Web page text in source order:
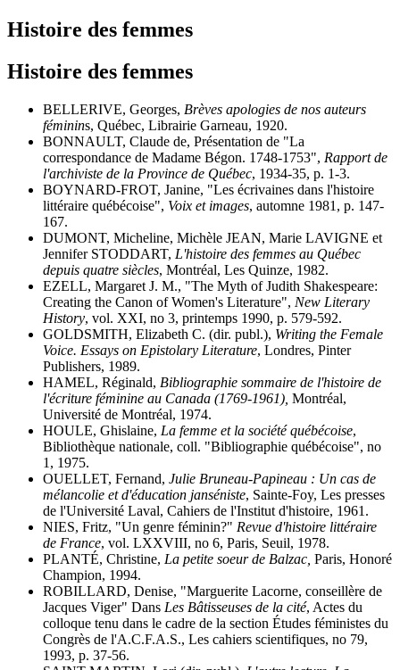
Histoire des femmes
Histoire des femmes
BELLERIVE, Georges, Brèves apologies de nos auteurs
féminins, Québec, Librairie Garneau, 1920.
BONNAULT, Claude de, Présentation de "La
correspondance de Madame Bégon. 1748-1753", Rapport de
l'archiviste de la Province de Québec, 1934-35, p. 1-3.
BOYNARD-FROT, Janine, "Les écrivaines dans l'histoire
littéraire québécoise", Voix et images, automne 1981, p. 147-
167.
DUMONT, Micheline, Michèle JEAN, Marie LAVIGNE et
Jennifer STODDART, L'histoire des femmes au Québec
depuis quatre siècles, Montréal, Les Quinze, 1982.
EZELL, Margaret J. M., "The Myth of Judith Shakespeare:
Creating the Canon of Women's Literature", New Literary
History, vol. XXI, no 3, printemps 1990, p. 579-592.
GOLDSMITH, Elizabeth C. (dir. publ.), Writing the Female
Voice. Essays on Epistolary Literature, Londres, Pinter
Publishers, 1989.
HAMEL, Réginald, Bibliographie sommaire de l'histoire de
l'écriture féminine au Canada (1769-1961), Montréal,
Université de Montréal, 1974.
HOULE, Ghislaine, La femme et la société québécoise,
Bibliothèque nationale, coll. "Bibliographie québécoise", no
1, 1975.
OUELLET, Fernand, Julie Bruneau-Papineau : Un cas de
mélancolie et d'éducation janséniste, Sainte-Foy, Les presses
de l'Université Laval, Cahiers de l'Institut d'histoire, 1961.
NIES, Fritz, "Un genre féminin?" Revue d'histoire littéraire
de France, vol. LXXVIII, no 6, Paris, Seuil, 1978.
PLANTÉ, Christine, La petite soeur de Balzac, Paris, Honoré
Champion, 1994.
ROBILLARD, Denise, "Marguerite Lacorne, conseillère de
Jacques Viger" Dans Les Bâtisseuses de la cité, Actes du
colloque tenu dans le cadre de la section Études féministes du
Congrès de l'A.C.F.A.S., Les cahiers scientifiques, no 79,
1993, p. 37-56.